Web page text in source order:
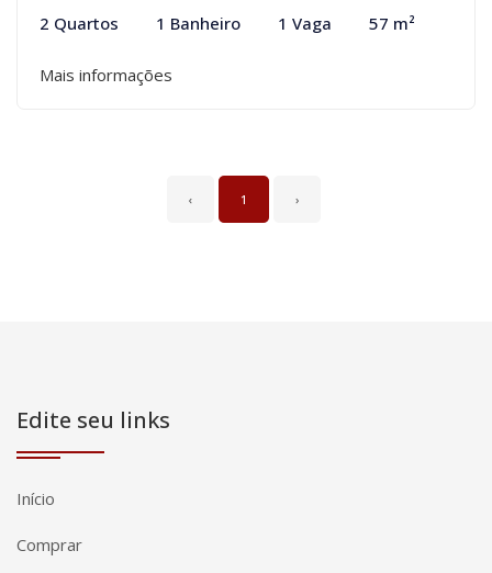
2 Quartos 1 Banheiro 1 Vaga 57 m²
Mais informações
‹ 1 ›
Edite seu links
Início
Comprar